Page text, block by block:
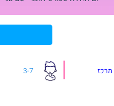
3-7 מרכז